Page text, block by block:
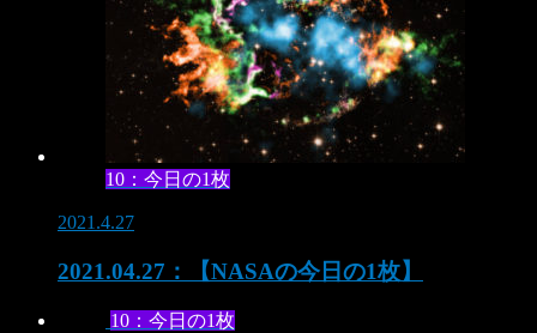
10：今日の1枚
2021.4.27
2021.04.27：【NASAの今日の1枚】
10：今日の1枚